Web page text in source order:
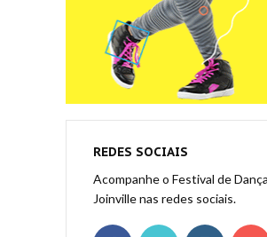
REDES SOCIAIS
Acompanhe o Festival de
Joinville nas redes sociais.